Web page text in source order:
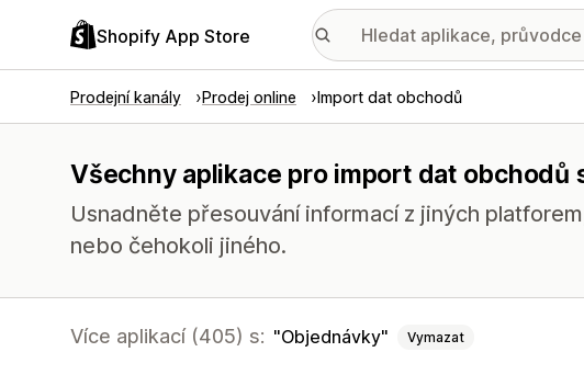
Shopify App Store
Prodejní kanály Prodej online Import dat obchodů
Všechny aplikace pro import dat obchodů
Usnadněte přesouvání informací z jiných
nebo čehokoli jiného.
Více aplikací (405) s: Objednávky Vymazat